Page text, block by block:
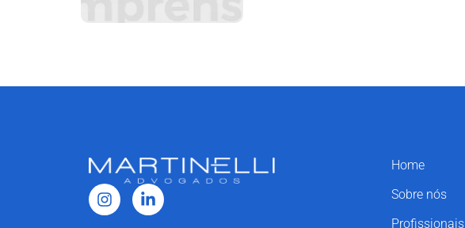
Home
Sobre nós
Profissionais